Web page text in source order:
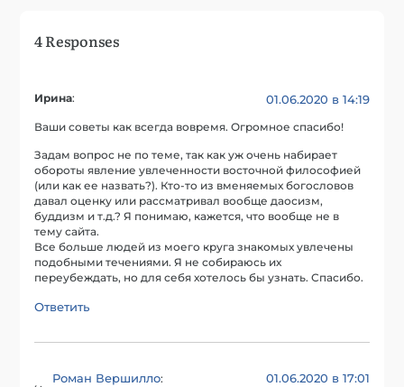
4 Responses
Ирина: 01.06.2020 в 14:19
Ваши советы как всегда вовремя. Огромное спасибо!
Задам вопрос не по теме, так как уж очень набирает
обороты явление увлеченности восточной философией
(или как ее назвать?). Кто-то из вменяемых богословов
давал оценку или рассматривал вообще даосизм,
буддизм и т.д.? Я понимаю, кажется, что вообще не в
тему сайта.
Все больше людей из моего круга знакомых увлечены
подобными течениями. Я не собираюсь их
переубеждать, но для себя хотелось бы узнать. Спасибо.
Ответить
Роман Вершилло: 01.06.2020 в 17:01